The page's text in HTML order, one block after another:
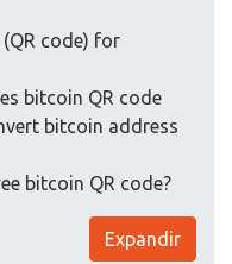
(QR code) for
bitcoin QR code
bitcoin address
bitcoin QR code?
Expandir